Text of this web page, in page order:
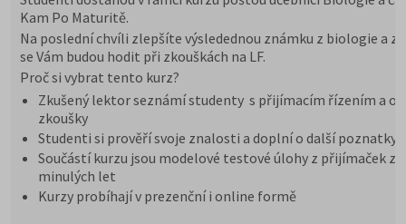
Kam Po Maturitě.
Na poslední chvíli zlepšíte výsledednou známku z biologie a
se Vám budou hodit při zkouškách na LF.
Proč si vybrat tento kurz?
Zkušený lektor seznámí studenty s přijímacím řízením a
zkoušky
Studenti si prověří svoje znalosti a doplní o další poznatky
Součástí kurzu jsou modelové testové úlohy z přijímaček z
minulých let
Kurzy probíhají v prezenční i online formě